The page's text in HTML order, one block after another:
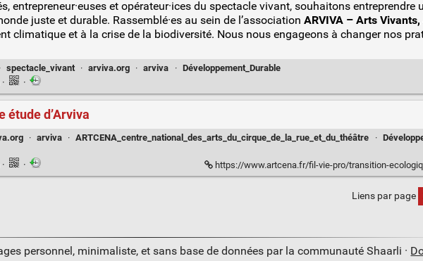
entrepreneur·euses et opérateur·ices du spectacle vivant, souhaitons entreprendre
juste et durable. Rassemblé·es au sein de l’association ARVIVA – Arts
climatique et à la crise de la biodiversité. Nous nous engageons à changer nos
· spectacle_vivant · arviva.org · arviva · Développement_Durable
· ·
étude d’Arviva
· arviva · ARTCENA_centre_national_des_arts_du_cirque_de_la_rue_et_du_théâtre ·
· · https://www.artcena.fr/fil-vie-pro/transition-ecologique-et-
Liens par page
personnel, minimaliste, et sans base de données par la communauté Shaarli ·